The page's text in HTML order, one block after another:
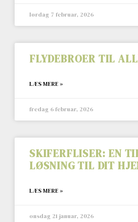
lørdag 7 februar, 2026
FLYDEBROER TIL
LÆS MERE »
fredag 6 februar, 2026
SKIFERFLISER: EN
LØSNING TIL DIT
LÆS MERE »
onsdag 21 januar, 2026